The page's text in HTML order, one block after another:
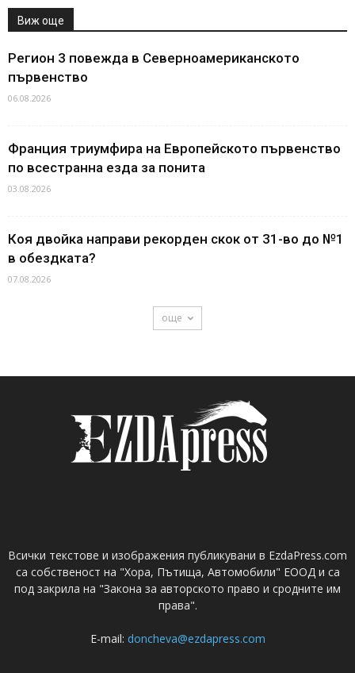
Виж още
Регион 3 повежда в Северноамериканското
първенство
06.08.2026
Франция триумфира на Европейското първенство
по всестранна езда за понита
03.08.2026
Коя двойка направи рекорден скок от 31-во до №1
в обездката?
07.08.2026
още
Всички текстове и изображения публикувани в EzdaPress.com
са собственост на "Хора, Пътища, Автомобили" ЕООД и са
под закрила на "Закона за авторското право и сродните им
права".
E-mail: doncheva@ezdapress.com